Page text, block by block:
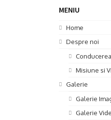
MENIU
Home
Despre noi
Conducerea
Misiune si
Galerie
Galerie
Galerie